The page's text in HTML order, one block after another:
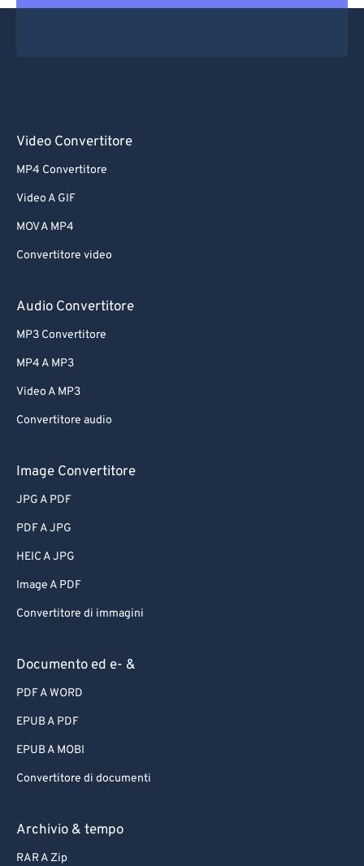
Video Convertitore
MP4 Convertitore
Video A GIF
MOV A MP4
Convertitore video
Audio Convertitore
MP3 Convertitore
MP4 A MP3
Video A MP3
Convertitore audio
Image Convertitore
JPG A PDF
PDF A JPG
HEIC A JPG
Image A PDF
Convertitore di immagini
Documento ed e- &
PDF A WORD
EPUB A PDF
EPUB A MOBI
Convertitore di documenti
Archivio & tempo
RAR A Zip